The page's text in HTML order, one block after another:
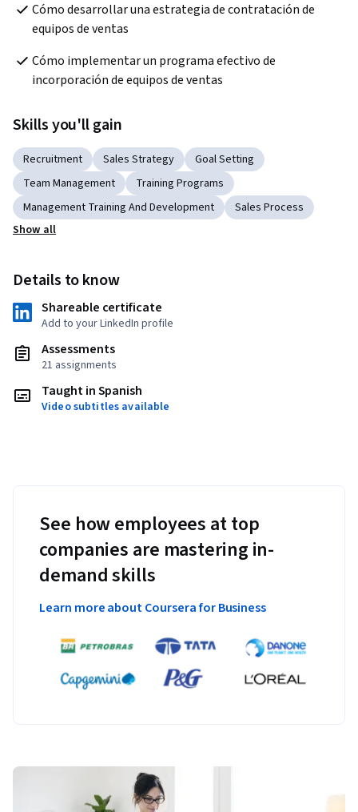
Cómo desarrollar una estrategia de contratación de
equipos de ventas
Cómo implementar un programa efectivo de
incorporación de equipos de ventas
Skills you'll gain
Recruitment Sales Strategy
Goal Setting
Team Management
Training Programs
Management Training And Development
Sales Process
Show all
Details to know
Shareable certificate
Add to your LinkedIn profile
Assessments
21 assignments
Taught in Spanish
Video subtitles available
See how employees at top
companies are mastering in-
demand skills
Learn more about Coursera for Business